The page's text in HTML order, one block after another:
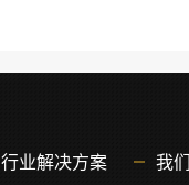
行业解决方案 我